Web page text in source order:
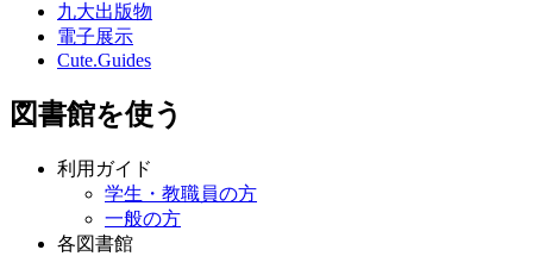
九大出版物
電子展示
Cute.Guides
図書館を使う
利用ガイド
学生・教職員の方
一般の方
各図書館